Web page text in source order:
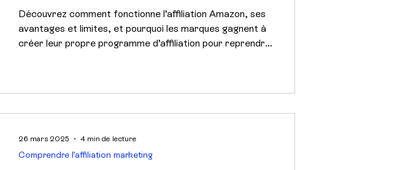
Découvrez comment fonctionne l’affiliation Amazon, ses
avantages et limites, et pourquoi les marques gagnent à
créer leur propre programme d’affiliation pour reprendre
Comprendre l’affiliation marketing
26 mars 2025 4 min de lecture